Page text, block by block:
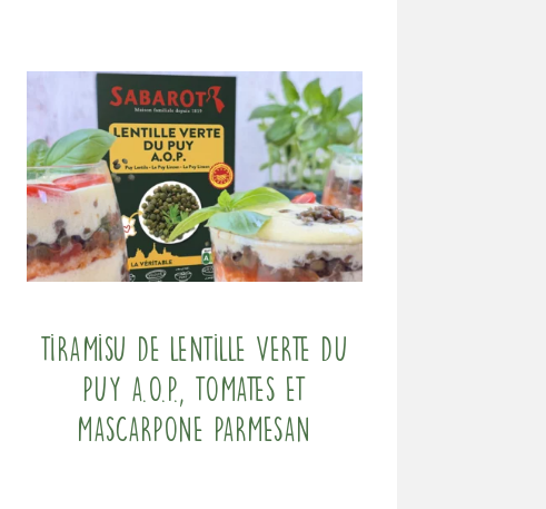
Tiramisu de Lentille verte du
Puy A.O.P., tomates et
mascarpone parmesan